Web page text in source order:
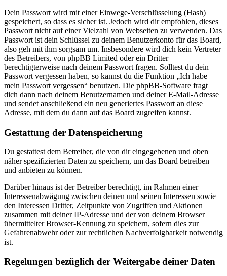
Dein Passwort wird mit einer Einwege-Verschlüsselung (Hash)
gespeichert, so dass es sicher ist. Jedoch wird dir empfohlen, dieses
Passwort nicht auf einer Vielzahl von Webseiten zu verwenden. Das
Passwort ist dein Schlüssel zu deinem Benutzerkonto für das Board,
also geh mit ihm sorgsam um. Insbesondere wird dich kein Vertreter
des Betreibers, von phpBB Limited oder ein Dritter
berechtigterweise nach deinem Passwort fragen. Solltest du dein
Passwort vergessen haben, so kannst du die Funktion „Ich habe
mein Passwort vergessen“ benutzen. Die phpBB-Software fragt
dich dann nach deinem Benutzernamen und deiner E-Mail-Adresse
und sendet anschließend ein neu generiertes Passwort an diese
Adresse, mit dem du dann auf das Board zugreifen kannst.
Gestattung der Datenspeicherung
Du gestattest dem Betreiber, die von dir eingegebenen und oben
näher spezifizierten Daten zu speichern, um das Board betreiben
und anbieten zu können.
Darüber hinaus ist der Betreiber berechtigt, im Rahmen einer
Interessenabwägung zwischen deinen und seinen Interessen sowie
den Interessen Dritter, Zeitpunkte von Zugriffen und Aktionen
zusammen mit deiner IP-Adresse und der von deinem Browser
übermittelter Browser-Kennung zu speichern, sofern dies zur
Gefahrenabwehr oder zur rechtlichen Nachverfolgbarkeit notwendig
ist.
Regelungen bezüglich der Weitergabe deiner Daten